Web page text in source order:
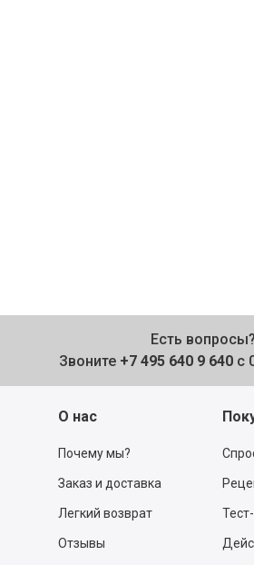
Есть вопросы?
Звоните +7 495 640 9 640 с
О нас
Почему мы?
Заказ и доставка
Легкий возврат
Отзывы